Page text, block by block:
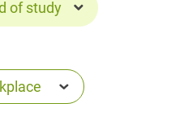
of study